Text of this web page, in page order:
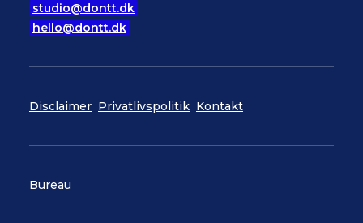
studio@dontt.dk
hello@dontt.dk
Disclaimer Privatlivspolitik Kontakt
Bureau